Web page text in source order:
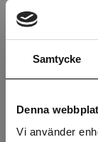
Samtycke
Denna
Vi använder
Artikelnr: AD590160
Finns i lager (23
Exkl. moms: